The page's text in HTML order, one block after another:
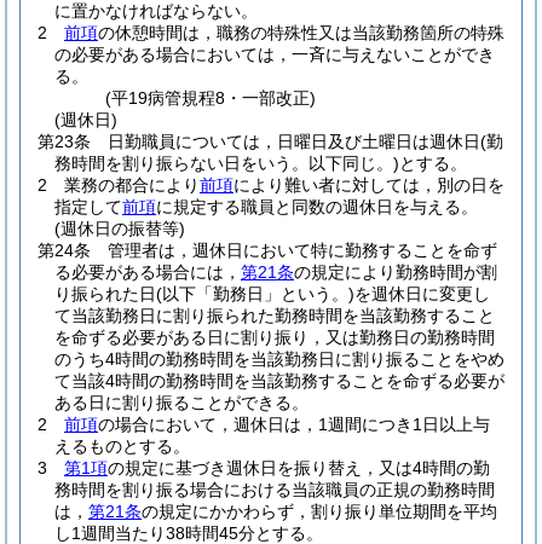
に置かなければならない。
2
前項の休憩時間は，職務の特殊性又は当該勤務箇所の特殊
の必要がある場合においては，一斉に与えないことができ
る。
(平19病管規程8・一部改正)
(週休日)
第23条
日勤職員については，日曜日及び土曜日は週休日(勤
務時間を割り振らない日をいう。以下同じ。)とする。
2
業務の都合により前項により難い者に対しては，別の日を
指定して前項に規定する職員と同数の週休日を与える。
(週休日の振替等)
第24条
管理者は，週休日において特に勤務することを命ず
る必要がある場合には， 第21条の規定により勤務時間が割
り振られた日(以下「勤務日」という。)を週休日に変更し
て当該勤務日に割り振られた勤務時間を当該勤務すること
を命ずる必要がある日に割り振り，又は勤務日の勤務時間
のうち4時間の勤務時間を当該勤務日に割り振ることをやめ
て当該4時間の勤務時間を当該勤務することを命ずる必要が
ある日に割り振ることができる。
2
前項の場合において，週休日は，1週間につき1日以上与
えるものとする。
3
第1項の規定に基づき週休日を振り替え，又は4時間の勤
務時間を割り振る場合における当該職員の正規の勤務時間
は， 第21条の規定にかかわらず，割り振り単位期間を平均
し1週間当たり38時間45分とする。